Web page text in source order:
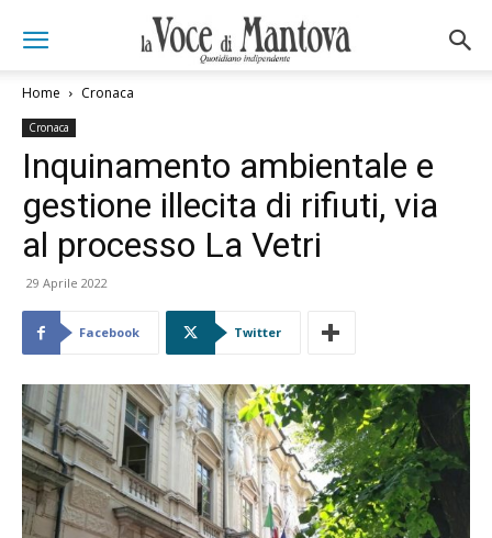
Home Cronaca
Cronaca
Inquinamento ambientale e
gestione illecita di rifiuti, via
al processo La Vetri
29 Aprile 2022
Facebook Twitter